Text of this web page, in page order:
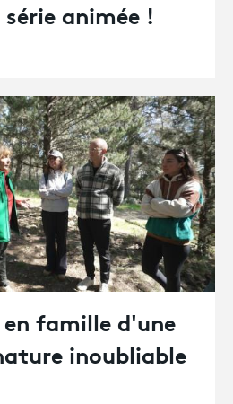
animée !
famille d'une
inoubliable